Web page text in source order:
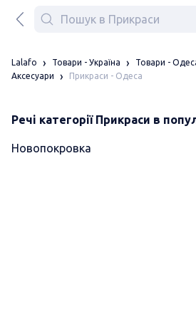
Lalafo Товари - Україна Товари -
Аксесуари
Прикраси - Одеса
Речі категорії Прикраси в
Новопокровка